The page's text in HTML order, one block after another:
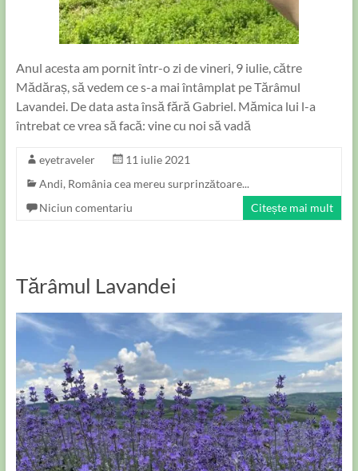
Anul acesta am pornit într-o zi de vineri, 9 iulie, către
Mădăraș, să vedem ce s-a mai întâmplat pe Tărâmul
Lavandei. De data asta însă fără Gabriel. Mămica lui l-a
întrebat ce vrea să facă: vine cu noi să vadă
eyetraveler
11 iulie 2021
Andi, România cea mereu surprinzătoare...
Niciun comentariu
Citește mai mult
Tărâmul Lavandei